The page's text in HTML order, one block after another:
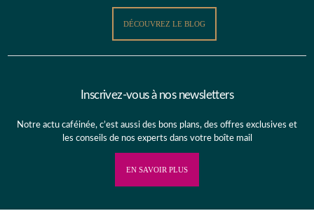
DÉCOUVREZ LE BLOG
Inscrivez-vous à nos newsletters
Notre actu caféinée, c’est aussi des bons plans, des offres exclusives et
les conseils de nos experts dans votre boîte mail
EN SAVOIR PLUS